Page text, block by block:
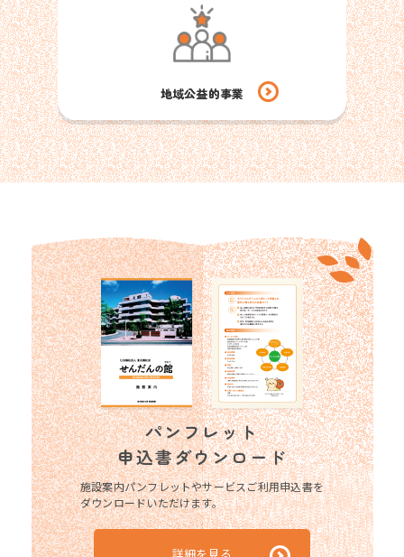
地域公益的事業
パンフレット
申込書ダウンロード
施設案内パンフレットやサービスご利用申込書を
ダウンロードいただけます。